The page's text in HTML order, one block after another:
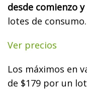
desde comienzo
lotes de consumo.
Ver precios
Los máximos en
de $179 por un